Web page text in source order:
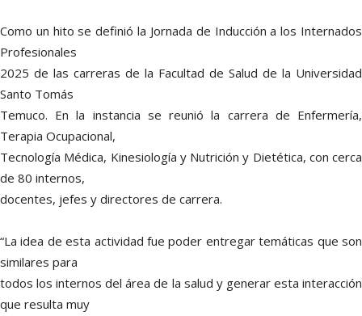
Como un hito se definió la Jornada de Inducción a los Internados
Profesionales
2025 de las carreras de la Facultad de Salud de la Universidad
Santo Tomás
Temuco. En la instancia se reunió la carrera de Enfermería,
Terapia Ocupacional,
Tecnología Médica, Kinesiología y Nutrición y Dietética, con cerca
de 80 internos,
docentes, jefes y directores de carrera.
“La idea de esta actividad fue poder entregar temáticas que son
similares para
todos los internos del área de la salud y generar esta interacción
que resulta muy